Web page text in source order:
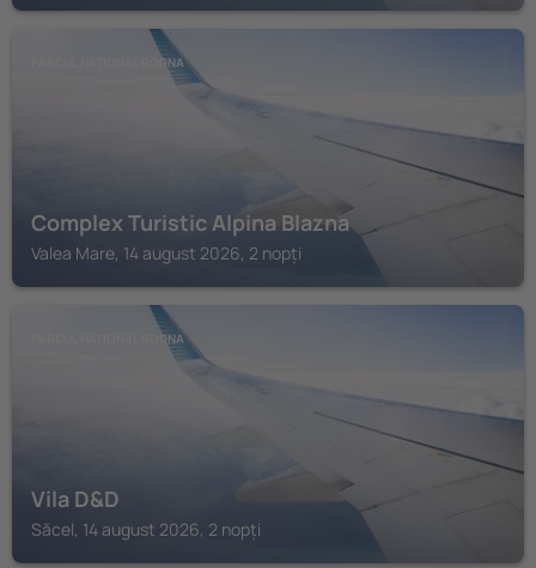
PARCUL NAȚIONAL RODNA
Complex Turistic Alpina Blazna
Valea Mare, 14 august 2026, 2 nopți
PARCUL NAȚIONAL RODNA
Vila D&D
Săcel, 14 august 2026, 2 nopți